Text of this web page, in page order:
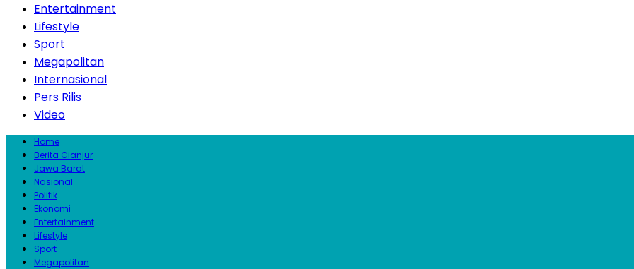
Entertainment
Lifestyle
Sport
Megapolitan
Internasional
Pers Rilis
Video
Home
Berita Cianjur
Jawa Barat
Nasional
Politik
Ekonomi
Entertainment
Lifestyle
Sport
Megapolitan